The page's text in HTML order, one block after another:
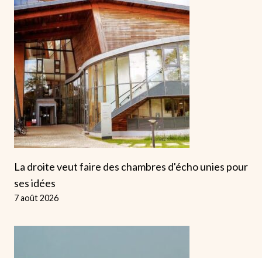
La droite veut faire des chambres d'écho unies pour
ses idées
7 août 2026